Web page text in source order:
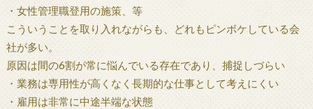
・女性管理職登用の施策、等
こういうことを取り入れながらも、どれもピンボケしている会
社が多い。
原因は間の6割が常に悩んでいる存在であり、捕捉しづらい
・業務は専用性が高くなく長期的な仕事として考えにくい
・雇用は非常に中途半端な状態